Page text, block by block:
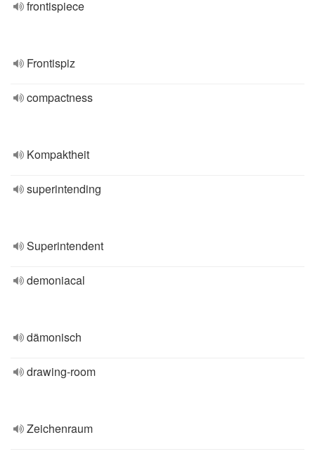
frontispiece
Frontispiz
compactness
Kompaktheit
superintending
Superintendent
demoniacal
dämonisch
drawing-room
Zeichenraum